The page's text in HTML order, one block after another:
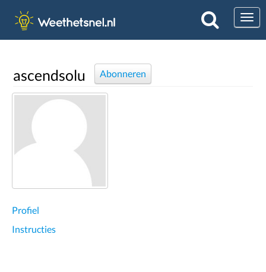
ascendsolu Abonneren
Profiel
Instructies